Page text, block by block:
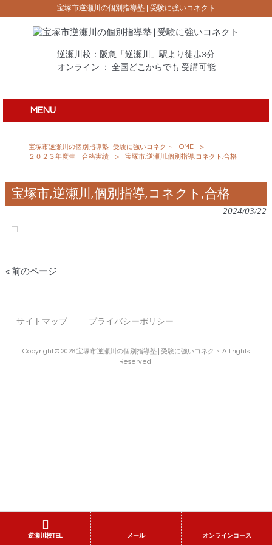
宝塚市逆瀬川の個別指導塾 | 受験に強いコネクト
逆瀬川校：阪急「逆瀬川」駅より徒歩3分
オンライン ： 全国どこからでも 受講可能
MENU
宝塚市逆瀬川の個別指導塾 | 受験に強いコネクト HOME
>
２０２３年度生 合格実績
> 宝塚市,逆瀬川,個別指導,コネクト,合格
宝塚市,逆瀬川,個別指導,コネクト,合格
2024/03/22
« 前のページ
サイトマップ プライバシーポリシー
Copyright © 2026 宝塚市逆瀬川の個別指導塾 | 受験に強いコネクト All rights
Reserved.
逆瀬川校TEL メール オンラインコース